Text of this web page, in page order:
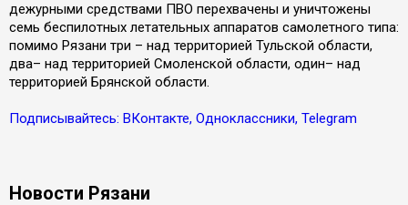
дежурными средствами ПВО перехвачены и уничтожены
семь беспилотных летательных аппаратов самолетного типа:
помимо Рязани три – над территорией Тульской области,
два– над территорией Смоленской области, один– над
территорией Брянской области.
Подписывайтесь: ВКонтакте, Одноклассники, Telegram
Новости Рязани